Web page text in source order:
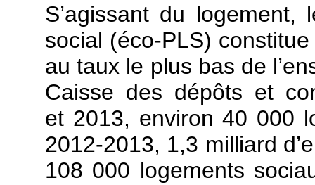
S’agissant du logement,
social (éco-PLS)
au taux le plus bas de
Caisse des dépôts et
et 2013, environ 40 000
2012-2013, 1,3 milliard
108 000 logements